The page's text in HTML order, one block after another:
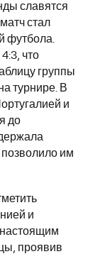
славятся
стал
футбола.
что
группы
турнире. В
и
до
им
и
проявив